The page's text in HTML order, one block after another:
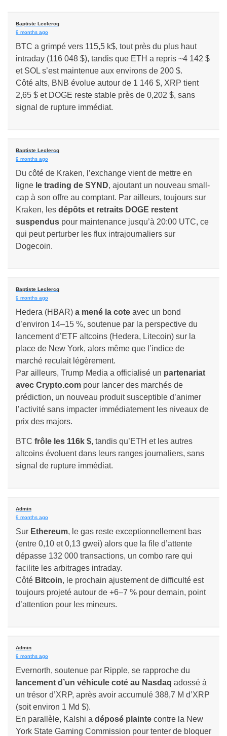
Baptiste Leclercq
9 months ago
BTC a grimpé vers 115,5 k$, tout près du plus haut
intraday (116 048 $), tandis que ETH a repris ~4 142 $
et SOL s’est maintenue aux environs de 200 $.
Côté alts, BNB évolue autour de 1 146 $, XRP tient
2,65 $ et DOGE reste stable près de 0,202 $, sans
signal de rupture immédiat.
Baptiste Leclercq
9 months ago
Du côté de Kraken, l’exchange vient de mettre en
ligne le trading de SYND, ajoutant un nouveau small-
cap à son offre au comptant. Par ailleurs, toujours sur
Kraken, les dépôts et retraits DOGE restent
suspendus pour maintenance jusqu’à 20:00 UTC, ce
qui peut perturber les flux intrajournaliers sur
Dogecoin.
Baptiste Leclercq
9 months ago
Hedera (HBAR) a mené la cote avec un bond
d’environ 14–15 %, soutenue par la perspective du
lancement d’ETF altcoins (Hedera, Litecoin) sur la
place de New York, alors même que l’indice de
marché reculait légèrement.
Par ailleurs, Trump Media a officialisé un partenariat
avec Crypto.com pour lancer des marchés de
prédiction, un nouveau produit susceptible d’animer
l’activité sans impacter immédiatement les niveaux de
prix des majors.
BTC frôle les 116k $, tandis qu’ETH et les autres
altcoins évoluent dans leurs ranges journaliers, sans
signal de rupture immédiat.
Admin
9 months ago
Sur Ethereum, le gas reste exceptionnellement bas
(entre 0,10 et 0,13 gwei) alors que la file d’attente
dépasse 132 000 transactions, un combo rare qui
facilite les arbitrages intraday.
Côté Bitcoin, le prochain ajustement de difficulté est
toujours projeté autour de +6–7 % pour demain, point
d’attention pour les mineurs.
Admin
9 months ago
Evernorth, soutenue par Ripple, se rapproche du
lancement d’un véhicule coté au Nasdaq adossé à
un trésor d’XRP, après avoir accumulé 388,7 M d’XRP
(soit environ 1 Md $).
En parallèle, Kalshi a déposé plainte contre la New
York State Gaming Commission pour tenter de bloquer